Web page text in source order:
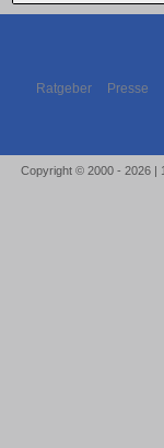
Ratgeber Presse
Copyright © 2000 - 2026 |